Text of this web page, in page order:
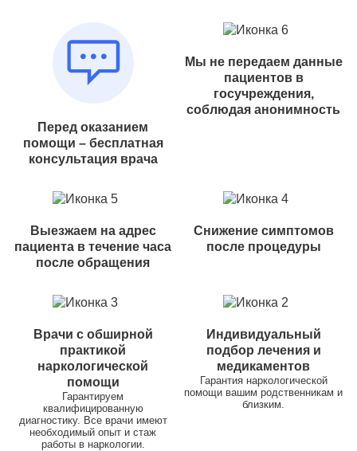
Перед оказанием
помощи – бесплатная
консультация врача
Мы не передаем данные
пациентов в
госучреждения,
соблюдая анонимность
Выезжаем на адрес
пациента в течение часа
после обращения
Снижение симптомов
после процедуры
Врачи с обширной
практикой
наркологической
помощи
Гарантируем
квалифицированную
диагностику. Все врачи имеют
необходимый опыт и стаж
работы в наркологии.
Индивидуальный
подбор лечения и
медикаментов
Гарантия наркологической
помощи вашим родственникам и
близким.